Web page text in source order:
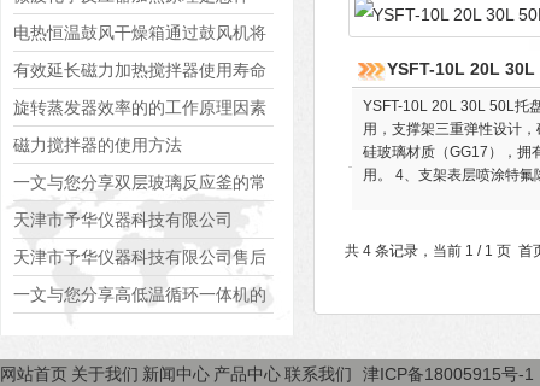
的？
电热恒温鼓风干燥箱通过鼓风机将
热空气强制对流
有效延长磁力加热搅拌器使用寿命
的途径
旋转蒸发器效率的的工作原理因素
磁力搅拌器的使用方法
一文与您分享双层玻璃反应釜的常
见问题相应解决方法
天津市予华仪器科技有限公司
天津市予华仪器科技有限公司售后
服务承诺书
一文与您分享高低温循环一体机的
YSFT-10L 20L 30L
YSFT-10L 20L 30L 50L托
用，支撑架三重弹性设计
硅玻璃材质（GG17），
用。 4、支架表层喷涂特
共 4 条记录，当前 1 / 1 页
网站首页 关于我们 新闻中心 产品中心联系我们 津ICP备18005915号-1